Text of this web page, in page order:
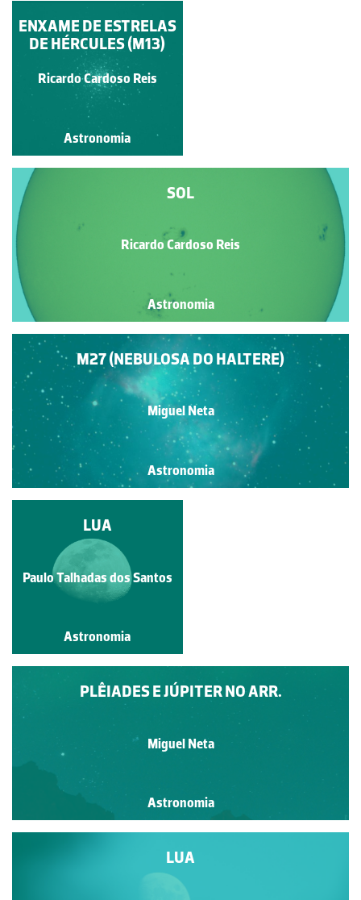
CRATERAS LUNARES
Alvaro Folhas
Astronomia
SOL
Ricardo Cardoso Reis
Astronomia
ENXAME DE ESTRELAS
DE HÉRCULES (M13)
Ricardo Cardoso Reis
Astronomia
M27 (NEBULOSA DO HALTERE)
Miguel Neta
Astronomia
JÚPITER SOBRE
QUARTEIRA
Miguel Neta
Astronomia
PLÊIADES E JÚPITER NO ARR.
Miguel Neta
Astronomia
LUA
Paulo Talhadas dos Santos
Astronomia
LUA